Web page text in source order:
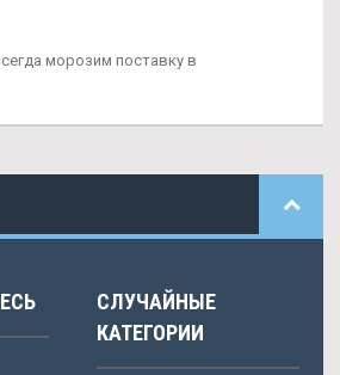
морозим поставку в
СЛУЧАЙНЫЕ
КАТЕГОРИИ